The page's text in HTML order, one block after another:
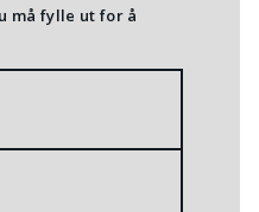
må fylle ut for å